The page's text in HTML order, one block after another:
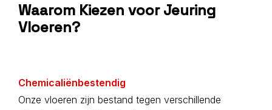
Waarom Kiezen voor Jeuring
Vloeren?
Chemicaliënbestendig
Onze vloeren zijn bestand tegen verschillende